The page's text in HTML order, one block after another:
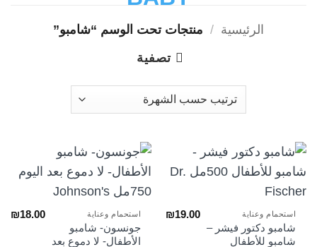
الرئيسية / منتجات تحت الوسم “شامبو”
تصفية
استحمام وعناية
شامبو دكتور فيشر –
شامبو للأطفال
₪19.00 استحمام وعناية
جونسون- شامبو
الأطفال- لا دموع بعد
₪18.00